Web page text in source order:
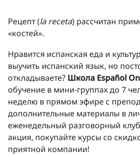
Рецепт (la receta) рассчитан
«костей».
Нравится испанская еда и
выучить испанский язык, но
откладываете? Школа Español
обучение в мини-группах до 7
неделю в прямом эфире с
дополнительные материалы в
еженедельный разговорный
акция, покупайте курсы со
приятной компании!